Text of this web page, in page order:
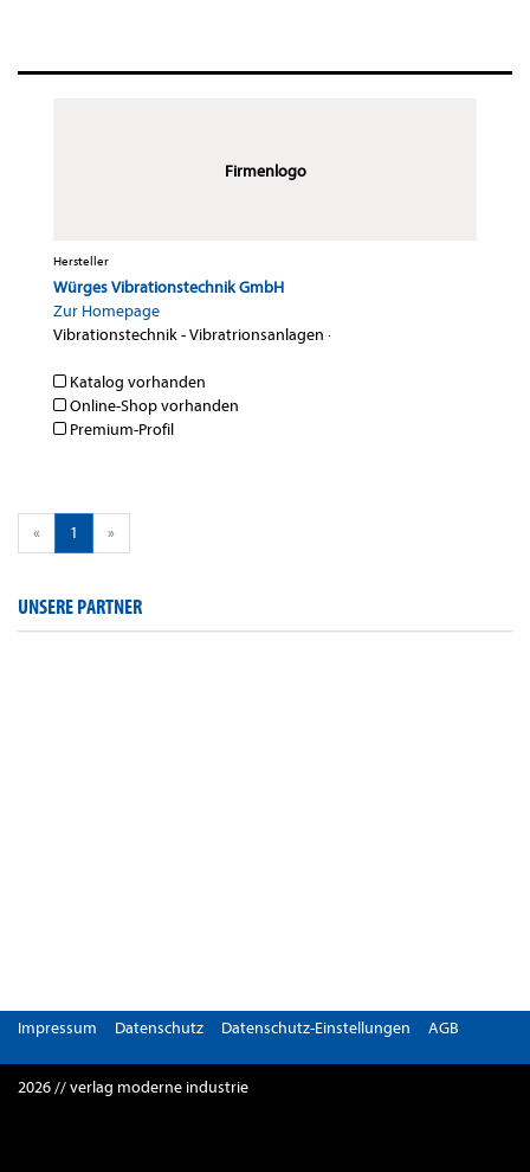
Firmenlogo
Hersteller
Würges Vibrationstechnik GmbH
Zur Homepage
Vibrationstechnik - Vibratrionsanlagen ·
Katalog vorhanden
Online-Shop vorhanden
Premium-Profil
« 1 »
UNSERE PARTNER
Impressum Datenschutz Datenschutz-Einstellungen AGB
2026 // verlag moderne industrie